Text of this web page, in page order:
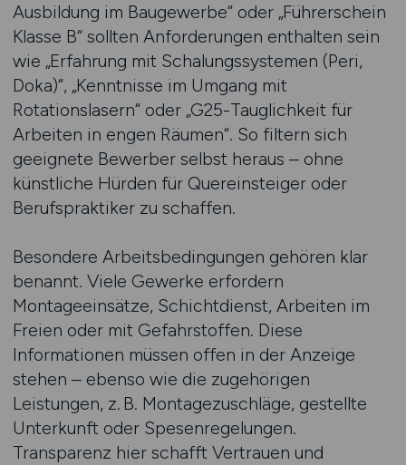
Ausbildung im Baugewerbe“ oder „Führerschein
Klasse B“ sollten Anforderungen enthalten sein
wie „Erfahrung mit Schalungssystemen (Peri,
Doka)“, „Kenntnisse im Umgang mit
Rotationslasern“ oder „G25-Tauglichkeit für
Arbeiten in engen Räumen“. So filtern sich
geeignete Bewerber selbst heraus – ohne
künstliche Hürden für Quereinsteiger oder
Berufspraktiker zu schaffen.
Besondere Arbeitsbedingungen gehören klar
benannt. Viele Gewerke erfordern
Montageeinsätze, Schichtdienst, Arbeiten im
Freien oder mit Gefahrstoffen. Diese
Informationen müssen offen in der Anzeige
stehen – ebenso wie die zugehörigen
Leistungen, z. B. Montagezuschläge, gestellte
Unterkunft oder Spesenregelungen.
Transparenz hier schafft Vertrauen und